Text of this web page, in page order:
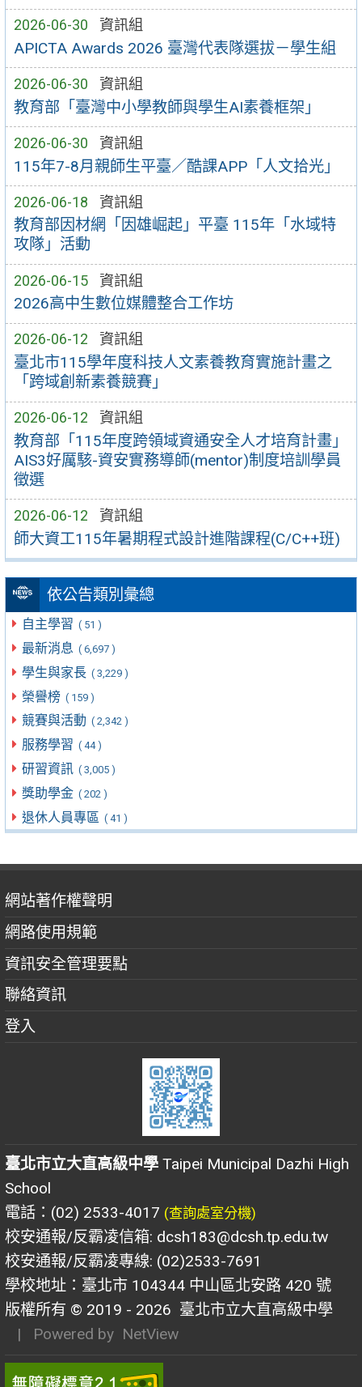
2026-06-30 資訊組
APICTA Awards 2026 臺灣代表隊選拔－學生組
2026-06-30 資訊組
教育部「臺灣中小學教師與學生AI素養框架」
2026-06-30 資訊組
115年7-8月親師生平臺／酷課APP「人文拾光」
2026-06-18 資訊組
教育部因材網「因雄崛起」平臺 115年「水域特
攻隊」活動
2026-06-15 資訊組
2026高中生數位媒體整合工作坊
2026-06-12 資訊組
臺北市115學年度科技人文素養教育實施計畫之
「跨域創新素養競賽」
2026-06-12 資訊組
教育部「115年度跨領域資通安全人才培育計畫」
AIS3好厲駭-資安實務導師(mentor)制度培訓學員
徵選
2026-06-12 資訊組
師大資工115年暑期程式設計進階課程(C/C++班)
依公告類別彙總
自主學習 ( 51 )
最新消息 ( 6,697 )
學生與家長 ( 3,229 )
榮譽榜 ( 159 )
競賽與活動 ( 2,342 )
服務學習 ( 44 )
研習資訊 ( 3,005 )
獎助學金 ( 202 )
退休人員專區 ( 41 )
網站著作權聲明
網路使用規範
資訊安全管理要點
聯絡資訊
登入
臺北市立大直高級中學 Taipei Municipal Dazhi High
School
電話：(02) 2533-4017 (查詢處室分機)
校安通報/反霸凌信箱: dcsh183@dcsh.tp.edu.tw
校安通報/反霸凌專線: (02)2533-7691
學校地址：臺北市 104344 中山區北安路 420 號
版權所有 © 2019 - 2026 臺北市立大直高級中學
| Powered by NetView